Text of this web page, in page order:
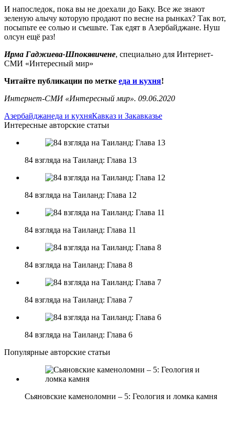
И напоследок, пока вы не доехали до Баку. Все же знают
зеленую алычу которую продают по весне на рынках? Так вот,
посыпьте ее солью и съешьте. Так едят в Азербайджане. Нуш
олсун ещё раз!
Ирма Гаджиева-Шпокявичене, специально для Интернет-
СМИ «Интересный мир»
Читайте публикации по метке еда и кухня!
Интернет-СМИ «Интересный мир». 09.06.2020
Азербайджанеда и кухняКавказ и Закавказье
Интересные авторские статьи
84 взгляда на Таиланд: Глава 13
84 взгляда на Таиланд: Глава 12
84 взгляда на Таиланд: Глава 11
84 взгляда на Таиланд: Глава 8
84 взгляда на Таиланд: Глава 7
84 взгляда на Таиланд: Глава 6
Популярные авторские статьи
Сьяновские каменоломни – 5: Геология и ломка камня